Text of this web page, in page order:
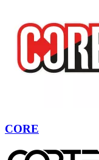
CORE